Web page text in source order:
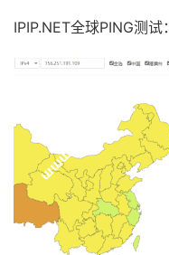
IPIP.NET全球PING测试：